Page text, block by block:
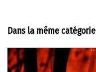
Dans la même catégorie